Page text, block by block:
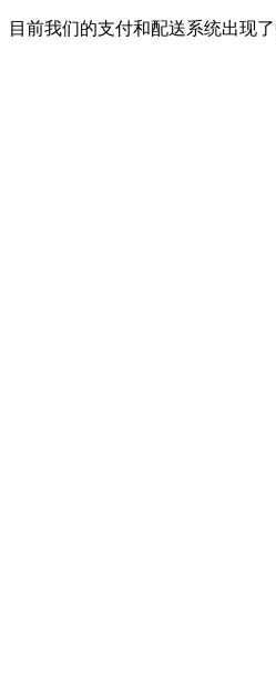
目前我们的支付和配送系统出现